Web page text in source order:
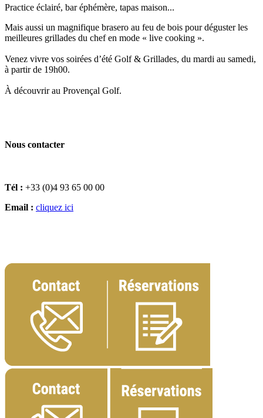
Practice éclairé, bar éphémère, tapas maison...
Mais aussi un magnifique brasero au feu de bois pour déguster les
meilleures grillades du chef en mode « live cooking ».
Venez vivre vos soirées d’été Golf & Grillades, du mardi au samedi,
à partir de 19h00.
À découvrir au Provençal Golf.
Nous contacter
Tél : +33 (0)4 93 65 00 00
Email : cliquez ici